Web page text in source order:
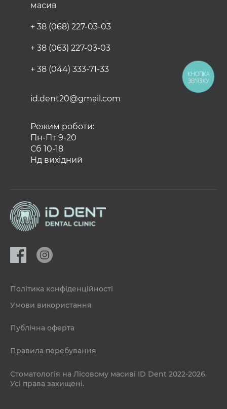
масив
+ 38 (068) 227-03-03
+ 38 (063) 227-03-03
+ 38 (044) 333-71-33
id.dent20@gmail.com
Режим роботи:
Пн-Пт 9-20
Сб 10-18
Нд вихідний
Стоматологія на Лісовому масиві ID Dent 2022-2026.
Усі права захищені.
Політика конфіденційності
Умови використання
Публічна оферта
Правила перебування
КНОПКА
ЗВ'ЯЗКУ